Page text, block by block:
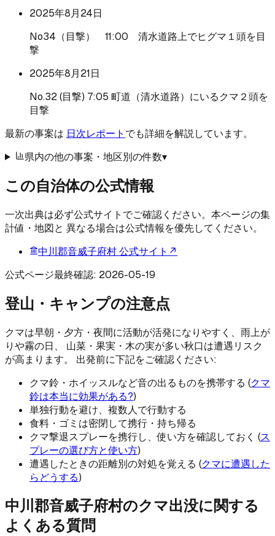
2025年8月24日
No34（目撃） 11:00 清水道路上でヒグマ１頭を目
撃
2025年8月21日
No.32 (目撃) 7:05 町道（清水道路）にいるクマ２頭を
目撃
最新の事案は 日次レポート でも詳細を解説しています。
県内の他の事案・地区別の件数▾
この自治体の公式情報
一次出典は必ず公式サイトでご確認ください。本ページの集
計値・地図と 異なる場合は公式情報を優先してください。
中川郡音威子府村公式サイト ↗
公式ページ最終確認: 2026-05-19
登山・キャンプの注意点
クマは早朝・夕方・夜間に活動が活発になりやすく、雨上が
りや霧の日、 山菜・果実・木の実が多い秋口は遭遇リスク
が高まります。 出発前に下記をご確認ください:
クマ鈴・ホイッスルなど音の出るものを携帯する (クマ
鈴は本当に効果がある?)
単独行動を避け、複数人で行動する
食料・ゴミは密閉して携行・持ち帰る
クマ撃退スプレーを携行し、使い方を確認しておく (ス
プレーの選び方と使い方)
遭遇したときの距離別の対処を覚える (クマに遭遇した
らどうする)
中川郡音威子府村のクマ出没に関する
よくある質問